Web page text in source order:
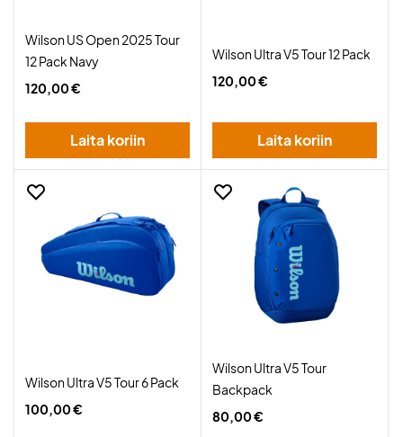
Wilson US Open 2025 Tour
12 Pack Navy
120,00 €
Laita koriin
Wilson Ultra V5 Tour 12 Pack
120,00 €
Laita koriin
Wilson Ultra V5 Tour 6 Pack
100,00 €
Wilson Ultra V5 Tour
Backpack
80,00 €